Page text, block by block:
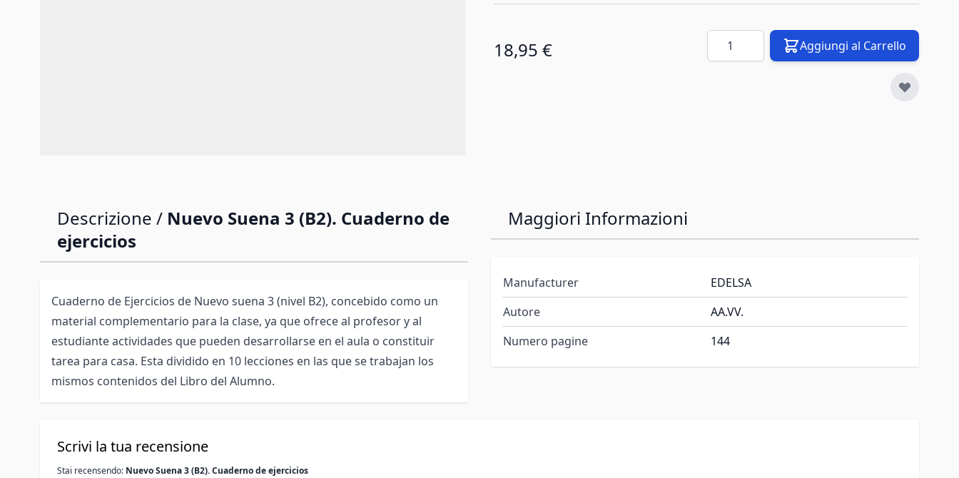
18,95 € Quantità Aggiungi al Carrello
Descrizione / Nuevo Suena 3 (B2). Cuaderno de
ejercicios
Cuaderno de Ejercicios de Nuevo suena 3 (nivel B2), concebido como un
material complementario para la clase, ya que ofrece al profesor y al
estudiante actividades que pueden desarrollarse en el aula o constituir
tarea para casa. Esta dividido en 10 lecciones en las que se trabajan los
mismos contenidos del Libro del Alumno.
Maggiori Informazioni
Manufacturer
EDELSA
Autore
AA.VV.
Numero pagine
144
Scrivi la tua recensione
Stai recensendo: Nuevo Suena 3 (B2). Cuaderno de ejercicios